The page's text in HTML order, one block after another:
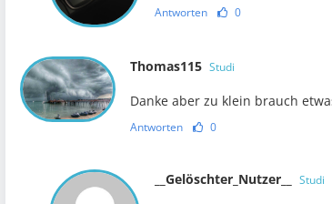
Antworten 0
Thomas115 Studi
Danke aber zu klein brauch
Antworten 0
__Gelöschter_Nutzer__ Studi